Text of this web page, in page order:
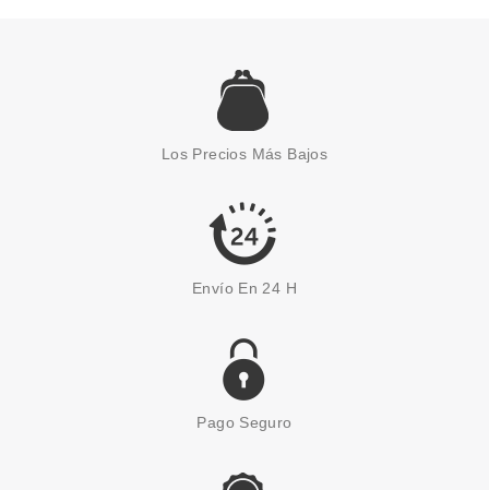
THUYA
THUYA ALICATE PEDICURA
16.68€
Los Precios Más Bajos
Envío En 24 H
Pago Seguro